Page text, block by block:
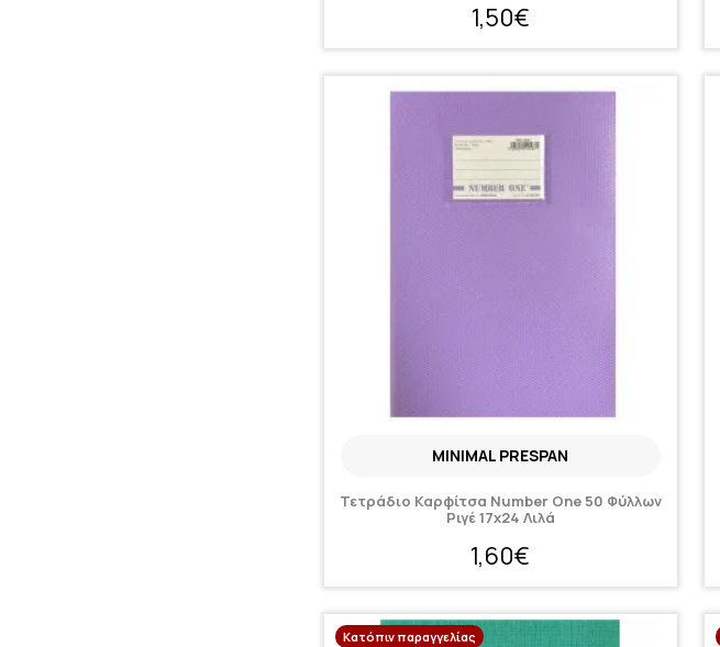
1,50€
MINIMAL PRESPAN
Τετράδιο Καρφίτσα Number One 50 Φύλλων
Ριγέ 17x24 Λιλά
1,60€
Κατόπιν παραγγελίας